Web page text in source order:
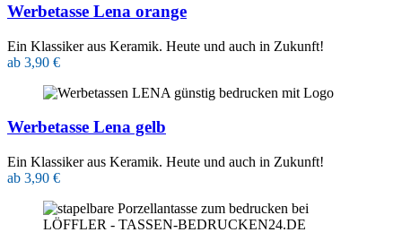
Werbetasse Lena orange
Ein Klassiker aus Keramik. Heute und auch in Zukunft!
ab 3,90 €
Werbetasse Lena gelb
Ein Klassiker aus Keramik. Heute und auch in Zukunft!
ab 3,90 €